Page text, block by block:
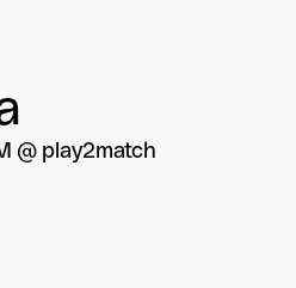
@ play2match